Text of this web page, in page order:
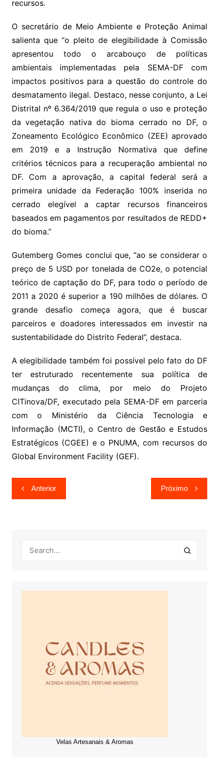
recursos.
O secretário de Meio Ambiente e Proteção Animal
salienta que “o pleito de elegibilidade à Comissão
apresentou todo o arcabouço de políticas
ambientais implementadas pela SEMA-DF com
impactos positivos para a questão do controle do
desmatamento ilegal. Destaco, nesse conjunto, a Lei
Distrital nº 6.364/2019 que regula o uso e proteção
da vegetação nativa do bioma cerrado no DF, o
Zoneamento Ecológico Econômico (ZEE) aprovado
em 2019 e a Instrução Normativa que define
critérios técnicos para a recuperação ambiental no
DF. Com a aprovação, a capital federal será a
primeira unidade da Federação 100% inserida no
cerrado elegível a captar recursos financeiros
baseados em pagamentos por resultados de REDD+
do bioma.”
Gutemberg Gomes conclui que, “ao se considerar o
preço de 5 USD por tonelada de CO2e, o potencial
teórico de captação do DF, para todo o período de
2011 a 2020 é superior a 190 milhões de dólares. O
grande desafio começa agora, que é buscar
parceiros e doadores interessados em investir na
sustentabilidade do Distrito Federal”, destaca.
A elegibilidade também foi possível pelo fato do DF
ter estruturado recentemente sua política de
mudanças do clima, por meio do Projeto
CITinova/DF, executado pela SEMA-DF em parceria
com o Ministério da Ciência Tecnologia e
Informação (MCTI), o Centro de Gestão e Estudos
Estratégicos (CGEE) e o PNUMA, com recursos do
Global Environment Facility (GEF).
Navegação
de
Anterior Próximo
Velas Artesanais & Aromas